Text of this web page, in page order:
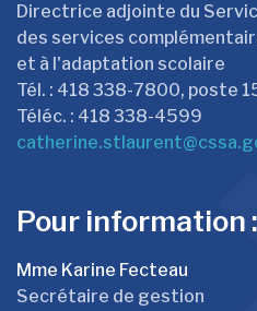
Directrice adjointe du
des services
et à l'adaptation scolaire
Tél. : 418 338-7800, poste
Téléc. : 418 338-4599
Pour information :
Mme Karine Fecteau
Secrétaire de gestion